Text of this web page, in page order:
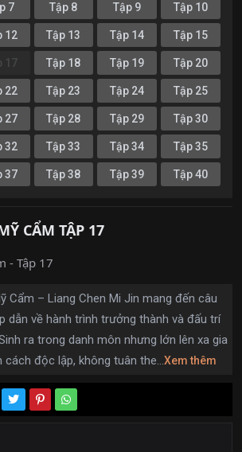
7 Tập 8 Tập 9 Tập 10
12 Tập 13 Tập 14 Tập 15
17 Tập 18 Tập 19 Tập 20
22 Tập 23 Tập 24 Tập 25
27 Tập 28 Tập 29 Tập 30
32 Tập 33 Tập 34 Tập 35
37 Tập 38 Tập 39 Tập 40
CẨM TẬP 17
- Tập 17
Cẩm – Liang Chen Mi Jin mang đến câu
dẫn về hành trình trưởng thành và đấu trí
ra trong danh môn nhưng lớn lên xa gia
độc lập, không tuân the...Xem thêm